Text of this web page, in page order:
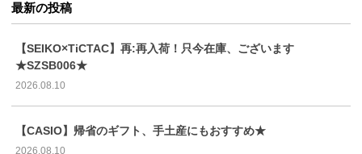
最新の投稿
【SEIKO×TiCTAC】再:再入荷！只今在庫、ございます
★SZSB006★
2026.08.10
【CASIO】帰省のギフト、手土産にもおすすめ★
2026.08.10